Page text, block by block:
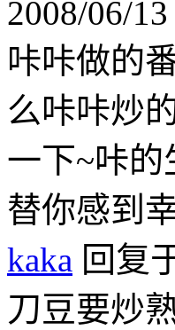
2008/06/
咔咔做的
么咔咔炒
一下~咔
替你感到
kaka 回复
刀豆要炒